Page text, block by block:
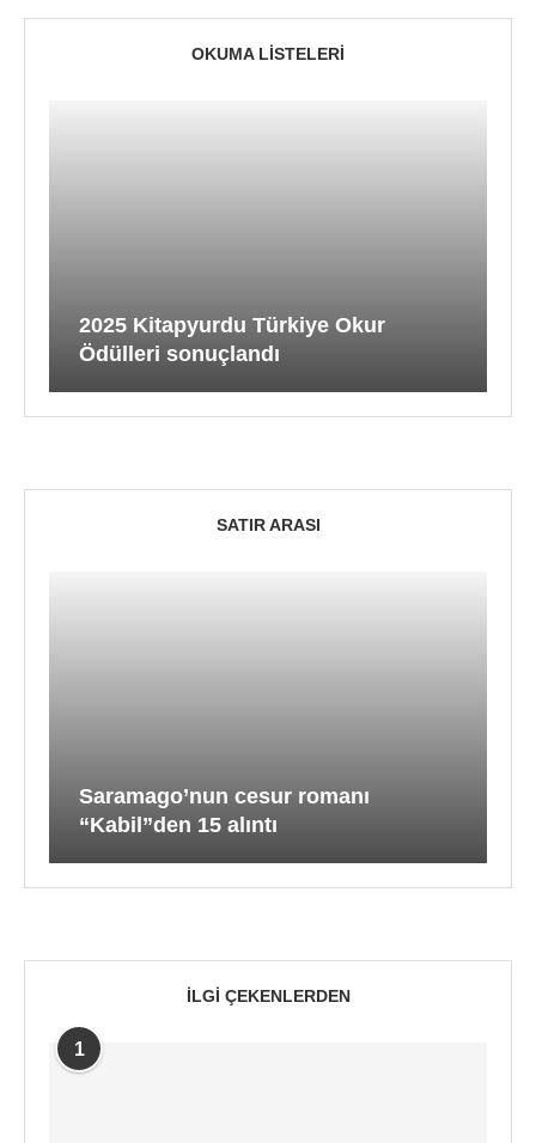
OKUMA LISTELERI
2025 Kitapyurdu Türkiye Okur
Ödülleri sonuçlandı
SATIR ARASI
Saramago’nun cesur romanı
“Kabil”den 15 alıntı
İLGI ÇEKENLERDEN
1